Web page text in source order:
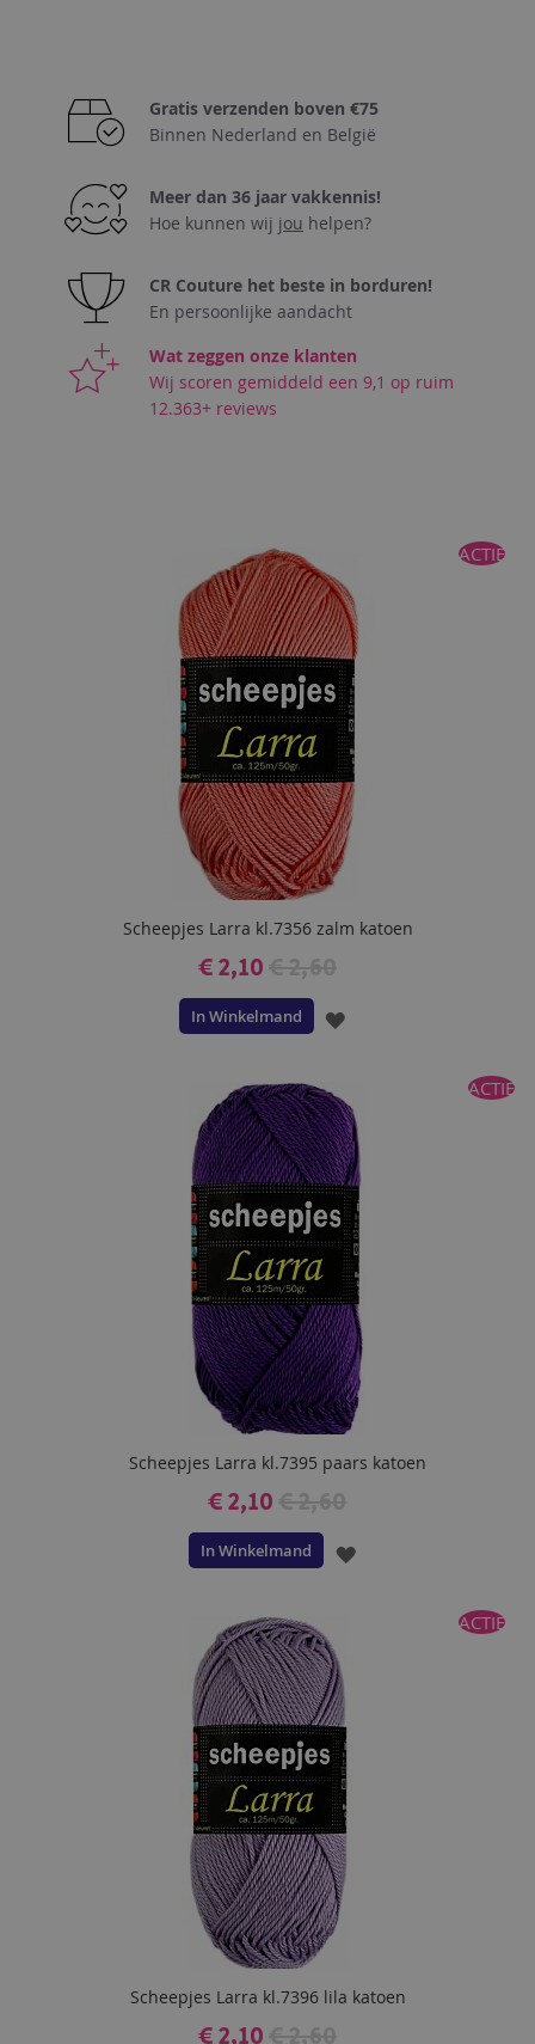
Gratis verzenden boven €75
Binnen Nederland en België
Meer dan 36 jaar vakkennis!
Hoe kunnen wij jou helpen?
CR Couture het beste in borduren!
En persoonlijke aandacht
Wat zeggen onze klanten
Wij scoren gemiddeld een 9,1 op ruim
12.363+ reviews
ACTIE
Scheepjes Larra kl.7356 zalm katoen
€ 2,10
In Winkelmand
VOEG
AAN
VERLANGLIJST
ACTIE
Scheepjes Larra kl.7395 paars katoen
€ 2,10
In Winkelmand
VOEG
ACTIE
Scheepjes Larra kl.7396 lila katoen